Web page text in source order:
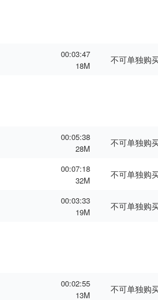
00:03:47
18M
不可单独购
00:05:38
28M
不可单独购
00:07:18
32M
不可单独购
00:03:33
19M
不可单独购
00:02:55
13M
不可单独购